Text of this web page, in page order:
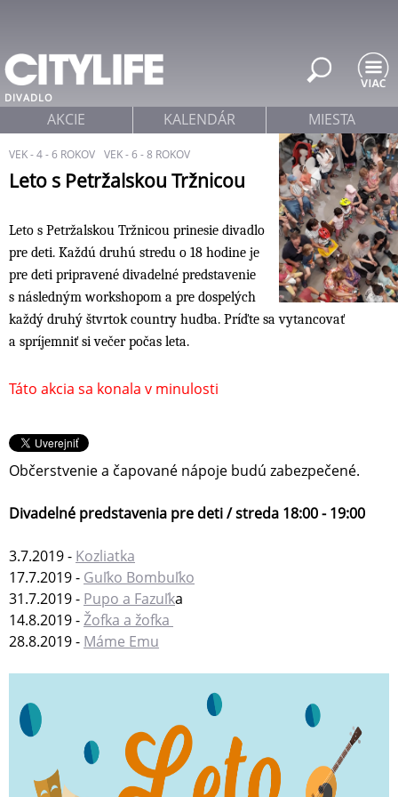
DIVADLO
VEK - 4 - 6 ROKOV VEK - 6 - 8 ROKOV
Leto s Petržalskou Tržnicou
Leto s Petržalskou Tržnicou prinesie divadlo
pre deti. Každú druhú stredu o 18 hodine je
pre deti pripravené divadelné predstavenie
s následným workshopom a pre dospelých
každý druhý štvrtok country hudba. Príďte sa vytancovať
a spríjemniť si večer počas leta.
Táto akcia sa konala v minulosti
Občerstvenie a čapované nápoje budú zabezpečené.
Divadelné predstavenia pre deti / streda 18:00 - 19:00
3.7.2019 - Kozliatka
17.7.2019 - Guľko Bombuľko
31.7.2019 - Pupo a Fazuľka
14.8.2019 -Žofka a žofka
28.8.2019 - Máme Emu
AKCIE KALENDÁR MIESTA